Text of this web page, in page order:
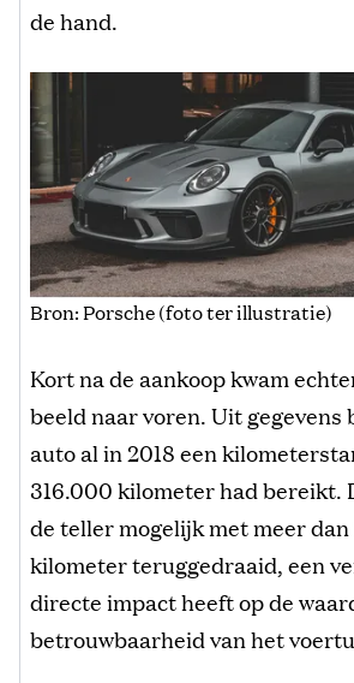
de hand.
Bron: Porsche (foto ter illustratie)
Kort na de aankoop kwam
beeld naar voren. Uit gegevens
auto al in 2018 een
316.000 kilometer had bereikt.
de teller mogelijk met meer
kilometer teruggedraaid, een
directe impact heeft op de
betrouwbaarheid van het